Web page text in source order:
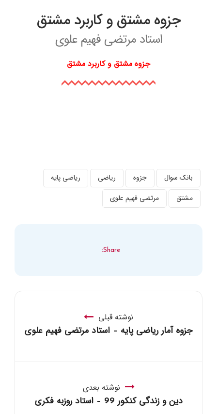
جزوه مشتق و کاربرد مشتق
استاد مرتضی فهیم علوی
جزوه مشتق و کاربرد مشتق
بانک سوال جزوه ریاضی ریاضی پایه
مرتضی فهیم علوی مشتق
Share:
نوشته قبلی
جزوه آمار ریاضی پایه – استاد مرتضی فهیم علوی
نوشته بعدی
دین و زندگی کنکور 99 – استاد روزبه فکری